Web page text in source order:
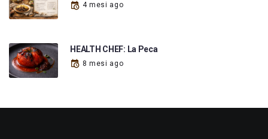
4 mesi ago
HEALTH CHEF: La Peca
8 mesi ago